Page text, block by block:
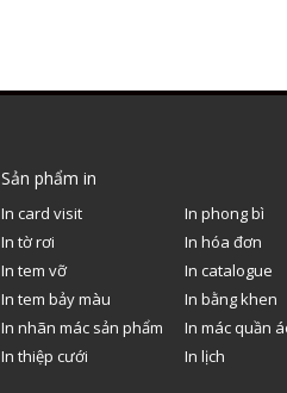
Sản phẩm in
In card visit
In phong bì
In tờ rơi
In hóa đơn
In tem vỡ
In catalogue
In tem bảy màu
In bằng khen
In nhãn mác sản phẩm
In mác quần
In thiệp cưới
In lịch